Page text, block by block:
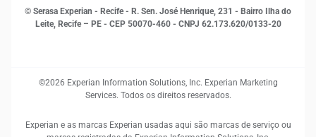
© Serasa Experian - Recife - R. Sen. José Henrique, 231 - Bairro Ilha do
Leite, Recife – PE - CEP 50070-460 - CNPJ 62.173.620/0133-20
©2026 Experian Information Solutions, Inc. Experian Marketing
Services. Todos os direitos reservados.
Experian e as marcas Experian usadas aqui são marcas de serviço ou